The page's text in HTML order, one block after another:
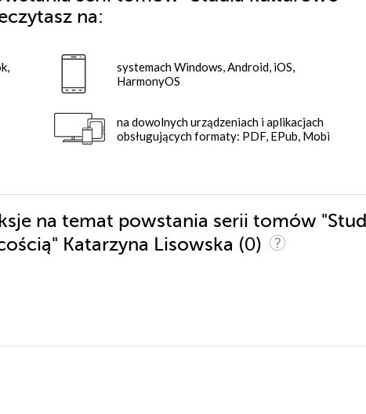
na:
systemach Windows, Android, iOS,
HarmonyOS
na dowolnych urządzeniach i aplikacjach
obsługujących formaty: PDF, EPub, Mobi
na temat powstania serii tomów
Katarzyna Lisowska (0)